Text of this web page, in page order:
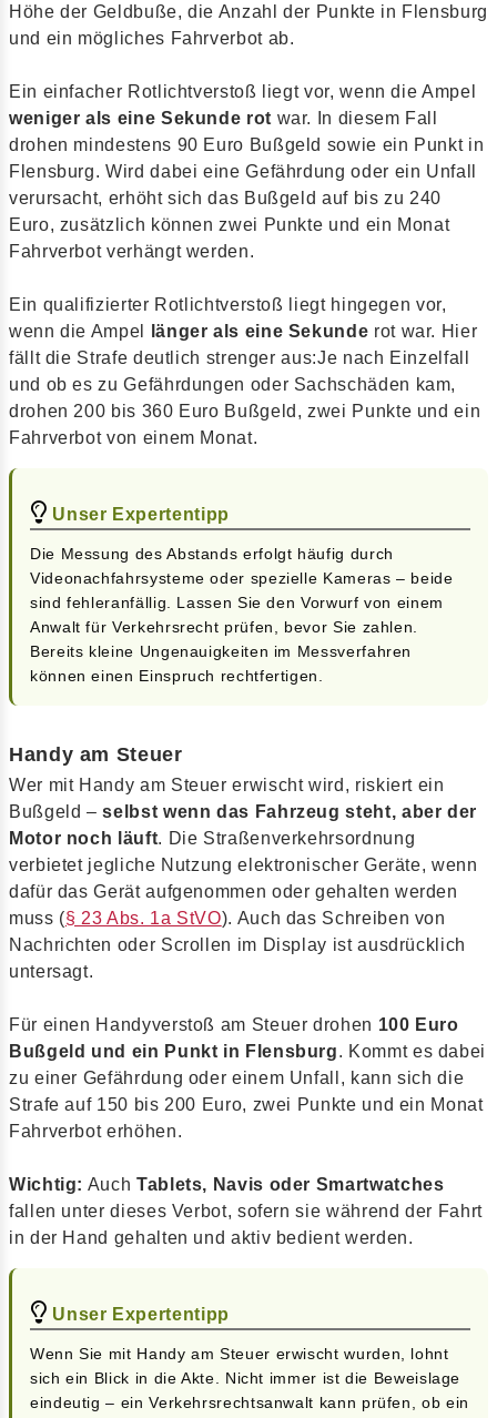
Höhe der Geldbuße, die Anzahl der Punkte in Flensburg
und ein mögliches Fahrverbot ab.
Ein einfacher Rotlichtverstoß liegt vor, wenn die Ampel
weniger als eine Sekunde rot war. In diesem Fall
drohen mindestens 90 Euro Bußgeld sowie ein Punkt in
Flensburg. Wird dabei eine Gefährdung oder ein Unfall
verursacht, erhöht sich das Bußgeld auf bis zu 240
Euro, zusätzlich können zwei Punkte und ein Monat
Fahrverbot verhängt werden.
Ein qualifizierter Rotlichtverstoß liegt hingegen vor,
wenn die Ampel
länger als eine Sekunde rot war. Hier
fällt die Strafe deutlich strenger aus:Je nach Einzelfall
und ob es zu Gefährdungen oder Sachschäden kam,
drohen 200 bis 360 Euro Bußgeld, zwei Punkte und ein
Fahrverbot von einem Monat.
Unser Expertentipp
Die Messung des Abstands erfolgt häufig durch
Videonachfahrsysteme oder spezielle Kameras – beide
sind fehleranfällig. Lassen Sie den Vorwurf von einem
Anwalt für Verkehrsrecht prüfen, bevor Sie zahlen.
Bereits kleine Ungenauigkeiten im Messverfahren
können einen Einspruch rechtfertigen.
Handy am Steuer
Wer mit Handy am Steuer erwischt wird, riskiert ein
Bußgeld –selbst wenn das Fahrzeug steht, aber der
Motor noch läuft. Die Straßenverkehrsordnung
verbietet jegliche Nutzung elektronischer Geräte, wenn
dafür das Gerät aufgenommen oder gehalten werden
muss (§ 23 Abs. 1a StVO). Auch das Schreiben von
Nachrichten oder Scrollen im Display ist ausdrücklich
untersagt.
Für einen Handyverstoß am Steuer drohen 100 Euro
Bußgeld und ein Punkt in Flensburg. Kommt es dabei
zu einer Gefährdung oder einem Unfall, kann sich die
Strafe auf 150 bis 200 Euro, zwei Punkte und ein Monat
Fahrverbot erhöhen.
Wichtig: Auch Tablets, Navis oder Smartwatches
fallen unter dieses Verbot, sofern sie während der Fahrt
in der Hand gehalten und aktiv bedient werden.
Unser Expertentipp
Wenn Sie mit Handy am Steuer erwischt wurden, lohnt
sich ein Blick in die Akte. Nicht immer ist die Beweislage
eindeutig – ein Verkehrsrechtsanwalt kann prüfen, ob ein